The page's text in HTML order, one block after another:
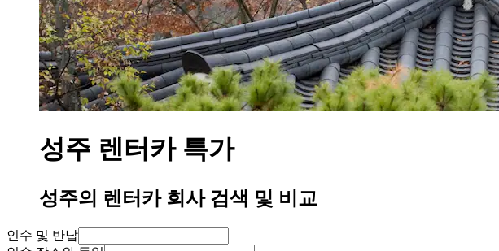
성주 렌터카 특가
성주의 렌터카 회사 검색 및 비교
인수 및 반납